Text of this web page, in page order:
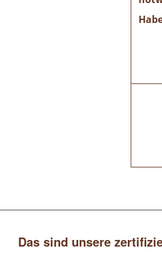
Das sind unsere